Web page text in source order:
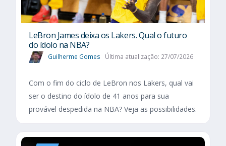
LeBron James deixa os Lakers. Qual o futuro
do ídolo na NBA?
Guilherme Gomes Última atualização: 27/07/2026
Com o fim do ciclo de LeBron nos Lakers, qual vai
ser o destino do ídolo de 41 anos para sua
provável despedida na NBA? Veja as possibilidades.